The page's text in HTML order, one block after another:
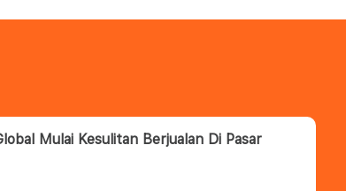
Mulai Kesulitan Berjualan Di Pasar